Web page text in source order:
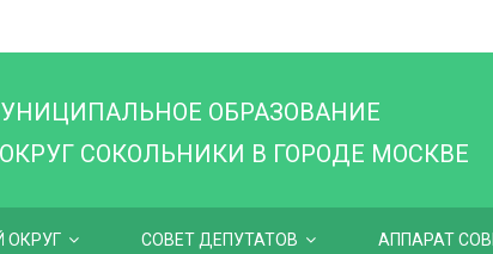
ОБРАЗОВАНИЕ
СОКОЛЬНИКИ В ГОРОДЕ МОСКВЕ
ОКРУГ СОВЕТ ДЕПУТАТОВ АППАРАТ